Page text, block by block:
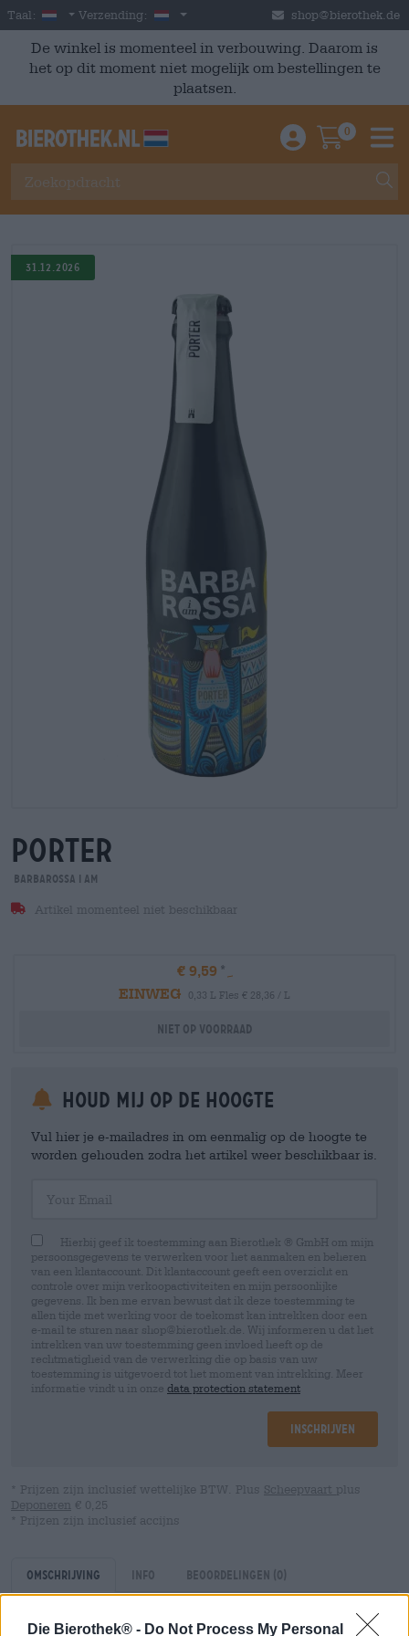
Die Bierothek® - Do Not Process My Personal
Skip to main content
Taal: Dutch
Verzending: Nederland shop@bierothek.de
De winkel is momenteel in verbouwing. Daarom is
het op dit moment niet mogelijk om bestellingen te
plaatsen.
Einloggen /
0
31.12.2026
porter
Barbarossa i am
Artikel momenteel niet beschikbaar
€ 9,59
EINWEG
0,33 L Fles € 28,36 / L
Niet op voorraad
Houd mij op de hoogte
Vul hier je e-mailadres in om eenmalig op de hoogte te
worden gehouden zodra het artikel weer beschikbaar is.
Hierbij geef ik toestemming aan Bierothek ® GmbH om mijn
persoonsgegevens te verwerken voor het aanmaken en beheren
van een klantaccount. Dit klantaccount geeft een overzicht en
controle over mijn verkoopactiviteiten en mijn persoonlijke
gegevens. Ik ben me ervan bewust dat ik deze toestemming te
allen tijde met werking voor de toekomst kan intrekken door een
e-mail te sturen naar shop@bierothek.de. Wij informeren u dat het
intrekken van uw toestemming geen invloed heeft op de
rechtmatigheid van de verwerking die op basis van uw
toestemming is uitgevoerd tot het moment van intrekking. Meer
informatie vindt u in onze data protection statement
Inschrijven
* Prijzen zijn inclusief wettelijke BTW. Plus Scheepvaart plus
Deponeren € 0,25
* Prijzen zijn inclusief accijns
Omschrijving Info Beoordelingen (0)